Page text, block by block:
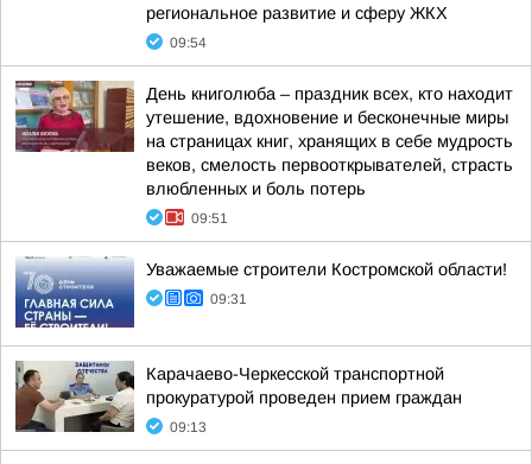
региональное развитие и сферу ЖКХ
09:54
День книголюба – праздник всех, кто находит
утешение, вдохновение и бесконечные миры
на страницах книг, хранящих в себе мудрость
веков, смелость первооткрывателей, страсть
влюбленных и боль потерь
09:51
Уважаемые строители Костромской области!
09:31
Карачаево-Черкесской транспортной
прокуратурой проведен прием граждан
09:13